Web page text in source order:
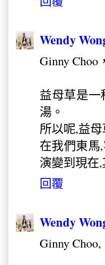
Wendy
Ginny Choo，
益母草是
湯。
所以呢,益
在我們東馬
演變到現在
回覆
Wendy
Ginny Choo,